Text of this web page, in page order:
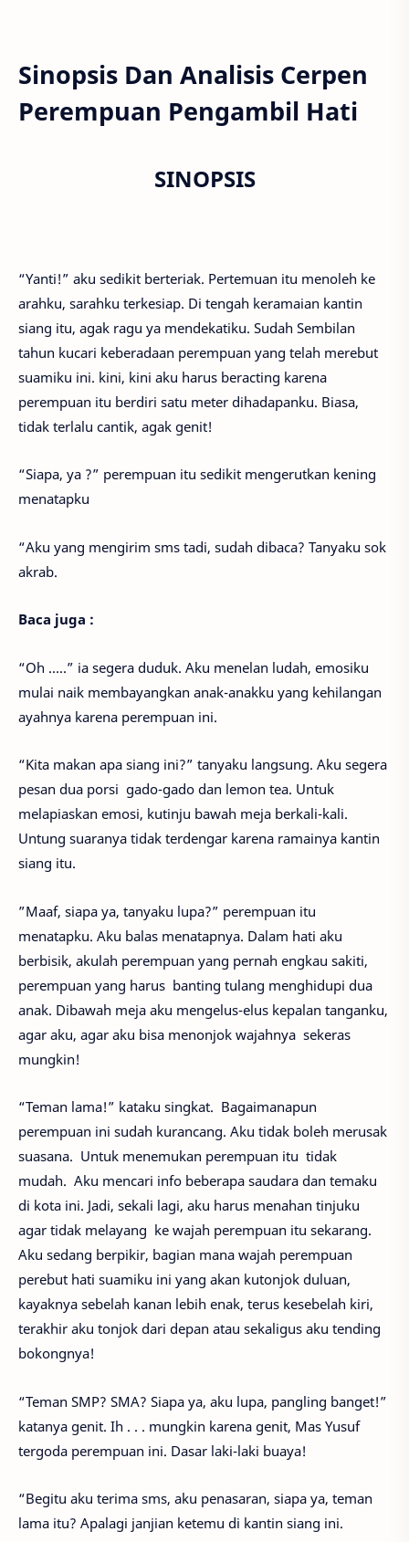
Sinopsis Dan Analisis Cerpen
Perempuan Pengambil Hati
SINOPSIS
“Yanti!” aku sedikit berteriak. Pertemuan itu menoleh ke
arahku, sarahku terkesiap. Di tengah keramaian kantin
siang itu, agak ragu ya mendekatiku. Sudah Sembilan
tahun kucari keberadaan perempuan yang telah merebut
suamiku ini. kini, kini aku harus beracting karena
perempuan itu berdiri satu meter dihadapanku. Biasa,
tidak terlalu cantik, agak genit!
“Siapa, ya ?” perempuan itu sedikit mengerutkan kening
menatapku
“Aku yang mengirim sms tadi, sudah dibaca? Tanyaku sok
akrab.
Baca juga :
“Oh …..” ia segera duduk. Aku menelan ludah, emosiku
mulai naik membayangkan anak-anakku yang kehilangan
ayahnya karena perempuan ini.
“Kita makan apa siang ini?” tanyaku langsung. Aku segera
pesan dua porsi gado-gado dan lemon tea. Untuk
melapiaskan emosi, kutinju bawah meja berkali-kali.
Untung suaranya tidak terdengar karena ramainya kantin
siang itu.
”Maaf, siapa ya, tanyaku lupa?” perempuan itu
menatapku. Aku balas menatapnya. Dalam hati aku
berbisik, akulah perempuan yang pernah engkau sakiti,
perempuan yang harus banting tulang menghidupi dua
anak. Dibawah meja aku mengelus-elus kepalan tanganku,
agar aku, agar aku bisa menonjok wajahnya sekeras
mungkin!
“Teman lama!” kataku singkat. Bagaimanapun
perempuan ini sudah kurancang. Aku tidak boleh merusak
suasana. Untuk menemukan perempuan itu tidak
mudah. Aku mencari info beberapa saudara dan temaku
di kota ini. Jadi, sekali lagi, aku harus menahan tinjuku
agar tidak melayang ke wajah perempuan itu sekarang.
Aku sedang berpikir, bagian mana wajah perempuan
perebut hati suamiku ini yang akan kutonjok duluan,
kayaknya sebelah kanan lebih enak, terus kesebelah kiri,
terakhir aku tonjok dari depan atau sekaligus aku tending
bokongnya!
“Teman SMP? SMA? Siapa ya, aku lupa, pangling banget!”
katanya genit. Ih . . . mungkin karena genit, Mas Yusuf
tergoda perempuan ini. Dasar laki-laki buaya!
“Begitu aku terima sms, aku penasaran, siapa ya, teman
lama itu? Apalagi janjian ketemu di kantin siang ini.